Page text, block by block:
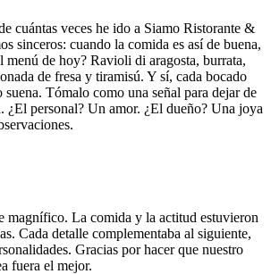
cuántas veces he ido a Siamo Ristorante &
sinceros: cuando la comida es así de buena,
menú de hoy? Ravioli di aragosta, burrata,
de fresa y tiramisú. Y sí, cada bocado
Tómalo como una señal para dejar de
¿El personal? Un amor. ¿El dueño? Una joya
magnífico. La comida y la actitud estuvieron
Cada detalle complementaba al siguiente,
Gracias por hacer que nuestro
fuera el mejor.